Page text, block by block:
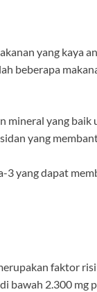
yang kaya
beberapa
mineral yang baik
yang
3 yang dapat
faktor
bawah 2.300 mg